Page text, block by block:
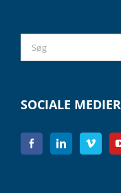
Search
for:
SOCIALE MEDIER